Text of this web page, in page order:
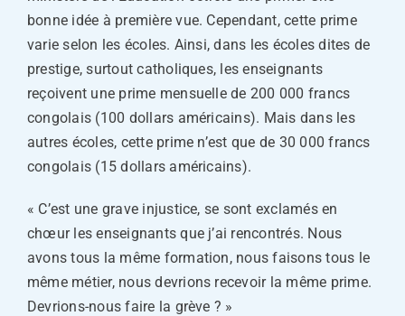
bonne idée à première vue. Cependant, cette prime
varie selon les écoles. Ainsi, dans les écoles dites de
prestige, surtout catholiques, les enseignants
reçoivent une prime mensuelle de 200 000 francs
congolais (100 dollars américains). Mais dans les
autres écoles, cette prime n’est que de 30 000 francs
congolais (15 dollars américains).
« C’est une grave injustice, se sont exclamés en
chœur les enseignants que j’ai rencontrés. Nous
avons tous la même formation, nous faisons tous le
même métier, nous devrions recevoir la même prime.
Devrions-nous faire la grève ? »